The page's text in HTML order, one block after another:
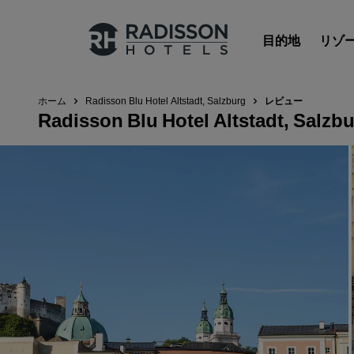
目的地 リゾ
Radisson Hotels のブランド
ホーム Radisson Blu Hotel Altstadt, Salzburg レビュー
Radisson Blu Hotel Altstadt,